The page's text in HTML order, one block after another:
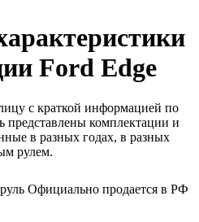
Ford Edge
с краткой информацией по
представлены комплектации и
в разных годах, в разных
рулем.
Официально продается в РФ